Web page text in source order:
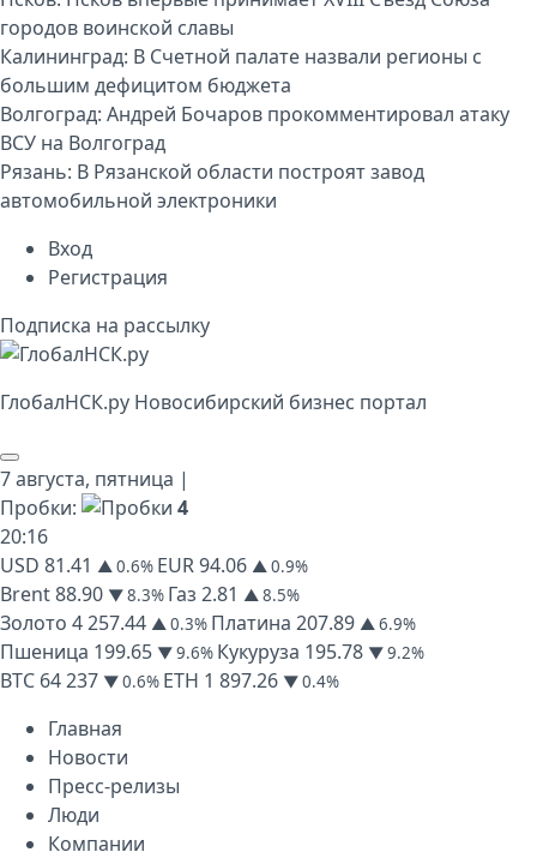
городов воинской славы
Калининград: В Счетной палате назвали регионы с
большим дефицитом бюджета
Волгоград: Андрей Бочаров прокомментировал атаку
ВСУ на Волгоград
Рязань: В Рязанской области построят завод
автомобильной электроники
Вход
Регистрация
Подписка на рассылку
ГлобалНСК.py Новосибирский бизнес портал
7 августа, пятница |
Пробки:
4
20:16
USD 81.41 ▲ 0.6% EUR94.06 ▲ 0.9%
Brent88.90 ▼ 8.3% Газ 2.81 ▲ 8.5%
Золото 4 257.44 ▲ 0.3% Платина 207.89 ▲ 6.9%
Пшеница 199.65 ▼ 9.6% Кукуруза 195.78 ▼ 9.2%
BTC 64 237 ▼ 0.6% ETH 1 897.26 ▼ 0.4%
Главная
Новости
Пресс-релизы
Люди
Компании